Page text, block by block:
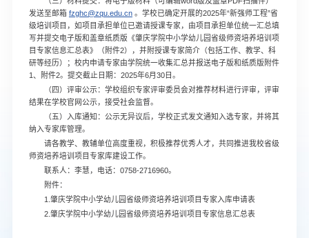
发送至邮箱 fzghc@zqu.edu.cn。学校已确定开展的2025年“新强师工程”省
级培训项目，如项目承担单位已邀请授课专家，由项目承担单位统一汇总填
写并提交电子版和盖章纸质版《肇庆学院中小学幼儿园省级师资培养培训项
目专家信息汇总表》（附件2），并附授课专家简介（包括工作、教学、科
研等经历）；校内申请专家由学院统一收集汇总并报送电子版和纸质版附件
1、附件2。提交截止日期：2025年6月30日。
（四）评审公示：学校组织专家评审委员会对推荐材料进行评审，评审
结果在学校官网公示，接受社会监督。
（五）入库通知：公示无异议后，学校正式发文通知入选专家，并将其
纳入专家库管理。
请各教学、教辅单位高度重视，积极推荐优秀人才，共同推进我校省级
师资培养培训项目专家库建设工作。
联系人：李慧，电话：0758-2716960。
附件：
1.肇庆学院中小学幼儿园省级师资培养培训项目专家入库申请表
2.肇庆学院中小学幼儿园省级师资培养培训项目专家信息汇总表